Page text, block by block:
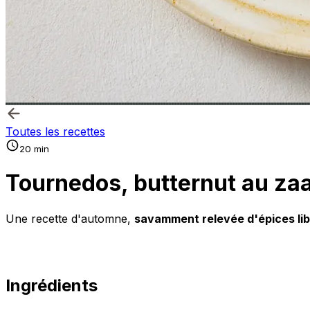
Toutes les recettes
20 min
Tournedos, butternut au
Une recette d'automne, savamment relevée d'épices
Ingrédients